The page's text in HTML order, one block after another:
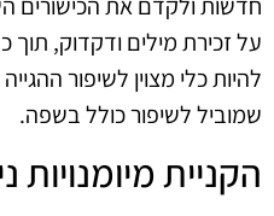
על זכירת מילים ודקדוק, תוך
להיות כלי מצוין לשיפור
שמוביל לשיפור כולל בשפה.
הקניית מיומנויות